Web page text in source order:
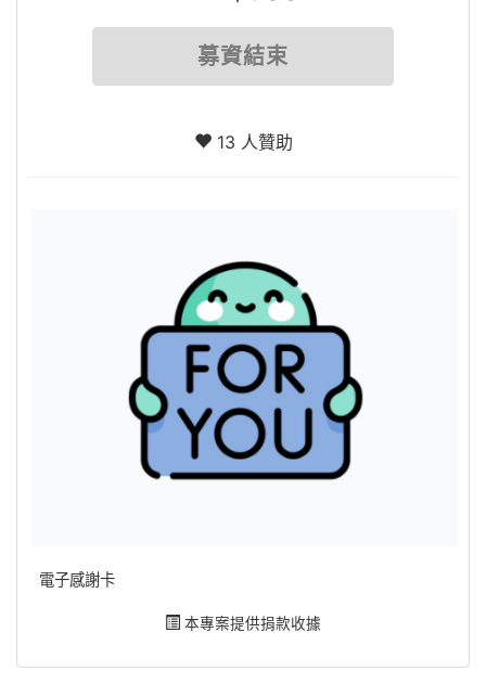
募資結束
13 人贊助
電子感謝卡
本專案提供捐款收據